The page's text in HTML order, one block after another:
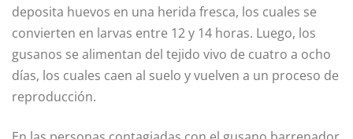
deposita huevos en una herida fresca, los cuales se
convierten en larvas entre 12 y 14 horas. Luego, los
gusanos se alimentan del tejido vivo de cuatro a ocho
días, los cuales caen al suelo y vuelven a un proceso de
reproducción.